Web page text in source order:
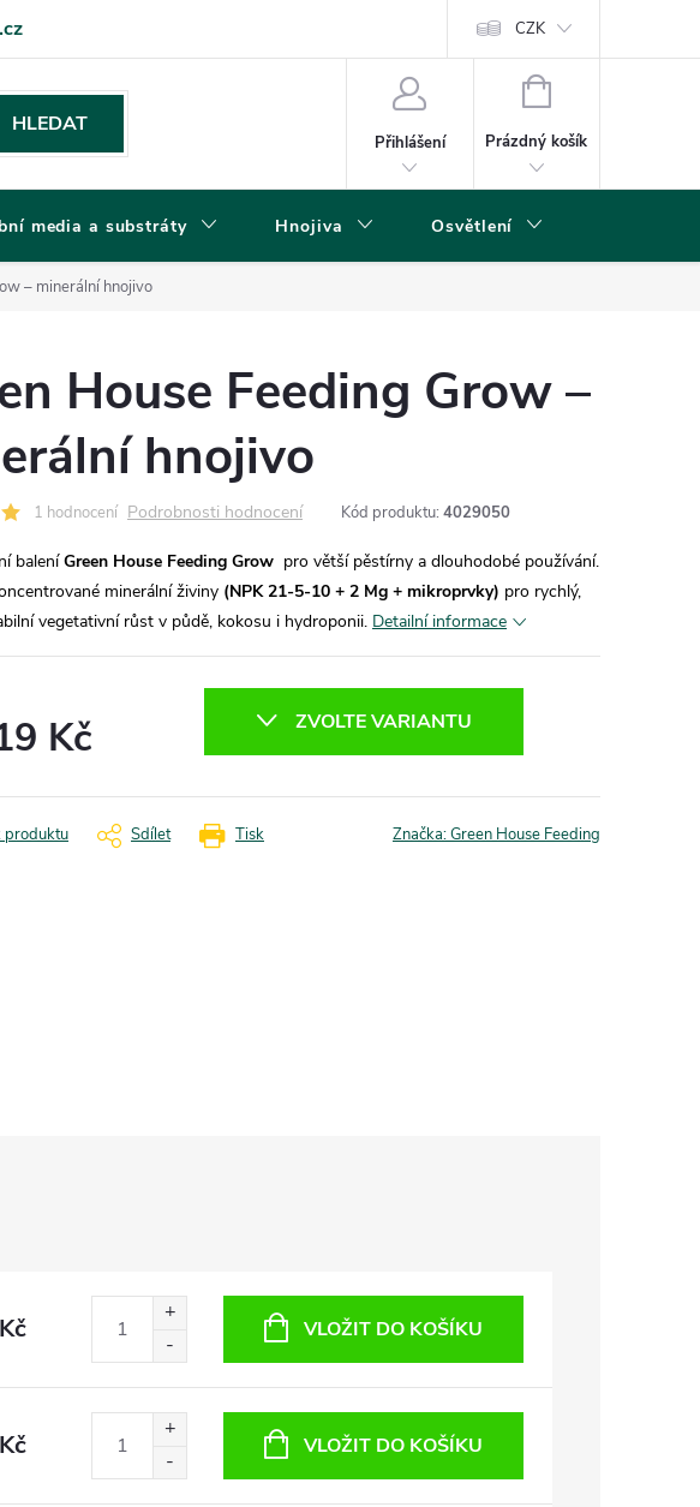
údajů a cookies CZK
HLEDAT
Přihlášení
NÁKUPNÍ
Prázdný košík
media a substráty Hnojiva Osvětlení
– minerální hnojivo
House Feeding Grow –
hnojivo
1 hodnocení Podrobnosti hodnocení Kód produktu: 4029050
baleníGreen House Feeding Grow pro větší pěstírny a dlouhodobé používání.
minerální živiny (NPK 21-5-10 + 2 Mg + mikroprvky) pro rychlý,
vegetativní růst v půdě, kokosu i hydroponii. Detailní informace
Kč ZVOLTE VARIANTU
Tisk
produktu Sdílet Značka:Green House Feeding
VLOŽIT DO KOŠÍKU
VLOŽIT DO KOŠÍKU